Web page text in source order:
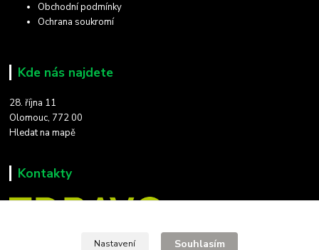
Obchodní podmínky
Ochrana soukromí
Kde nás najdete
28. října 11
Olomouc, 772 00
Hledat na mapě
Kontakty
Nastavení Souhlasím